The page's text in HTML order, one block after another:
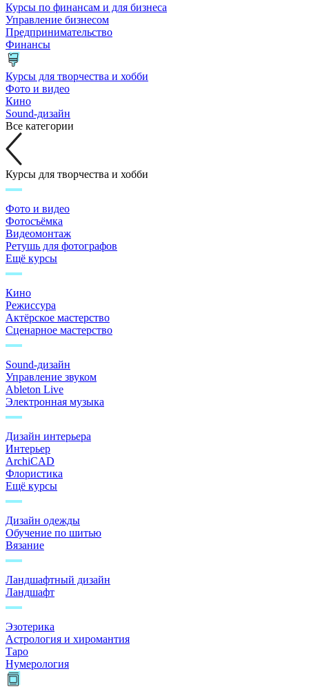
Курсы по финансам и для бизнеса
Управление бизнесом
Предпринимательство
Финансы
Курсы для творчества и хобби
Фото и видео
Кино
Sound-дизайн
Все категории
Курсы для творчества и хобби
Фото и видео
Фотосъёмка
Видеомонтаж
Ретушь для фотографов
Ещё курсы
Кино
Режиссура
Актёрское мастерство
Сценарное мастерство
Sound-дизайн
Управление звуком
Ableton Live
Электронная музыка
Дизайн интерьера
Интерьер
ArchiCAD
Флористика
Ещё курсы
Дизайн одежды
Обучение по шитью
Вязание
Ландшафтный дизайн
Ландшафт
Эзотерика
Астрология и хиромантия
Таро
Нумерология